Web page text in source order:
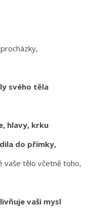
svého těla
hlavy, krku
do přímky,
vaše tělo včetně toho,
vaši mysl